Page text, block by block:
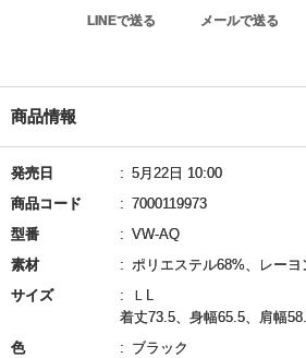
LINEで送る メールで送る
商品情報
発売日
5月22日 10:00
商品コード
7000119973
型番
VW-AQ
素材
ポリエステル68%、レー
サイズ
ＬL
着丈73.5、身幅65.5、肩幅
色
ブラック